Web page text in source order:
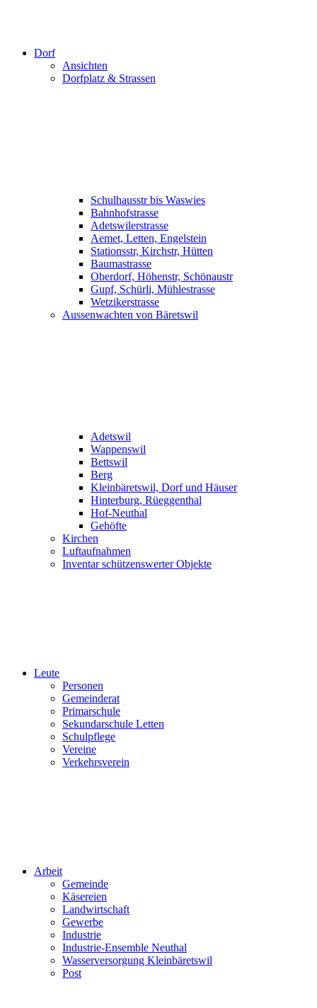
Dorf
Ansichten
Dorfplatz & Strassen
Schulhausstr bis Waswies
Bahnhofstrasse
Adetswilerstrasse
Aemet, Letten, Engelstein
Stationsstr, Kirchstr, Hütten
Baumastrasse
Oberdorf, Höhenstr, Schönaustr
Gupf, Schürli, Mühlestrasse
Wetzikerstrasse
Aussenwachten von Bäretswil
Adetswil
Wappenswil
Bettswil
Berg
Kleinbäretswil, Dorf und Häuser
Hinterburg, Rüeggenthal
Hof-Neuthal
Gehöfte
Kirchen
Luftaufnahmen
Inventar schützenswerter Objekte
Leute
Personen
Gemeinderat
Primarschule
Sekundarschule Letten
Schulpflege
Vereine
Verkehrsverein
Arbeit
Gemeinde
Käsereien
Landwirtschaft
Gewerbe
Industrie
Industrie-Ensemble Neuthal
Wasserversorgung Kleinbäretswil
Post